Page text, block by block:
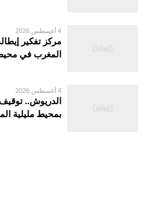
4 أغسطس 2026
مركز تفكير
المغرب في
4 أغسطس 2026
الدريوش..
بمحيط مليلية